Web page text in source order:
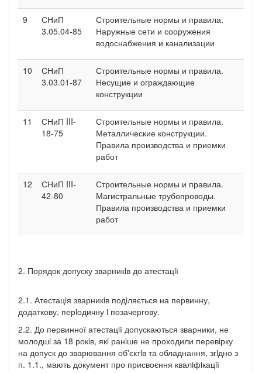
9
СНиП
3.05.04-85
Строительные нормы и правила.
Наружные сети и сооружения
водоснабжения и канализации
10
СНиП
3.03.01-87
Строительные нормы и правила.
Несущие и ограждающие
конструкции
11
СНиП III-
18-75
Строительные нормы и правила.
Металлические конструкции.
Правила производства и приемки
работ
12
СНиП III-
42-80
Строительные нормы и правила.
Магистральные трубопроводы.
Правила производства и приемки
работ
2. Порядок допуску зварникiв до атестацiї
2.1. Атестацiя зварникiв подiляється на первинну,
додаткову, перiодичну i позачергову.
2.2. До первинної атестацiї допускаються зварники, не
молодшi за 18 рокiв, якi ранiше не проходили перевiрку
на допуск до зварювання об'єктiв та обладнання, згiдно з
п. 1.1., мають документ про присвоєння квалiфiкацiї